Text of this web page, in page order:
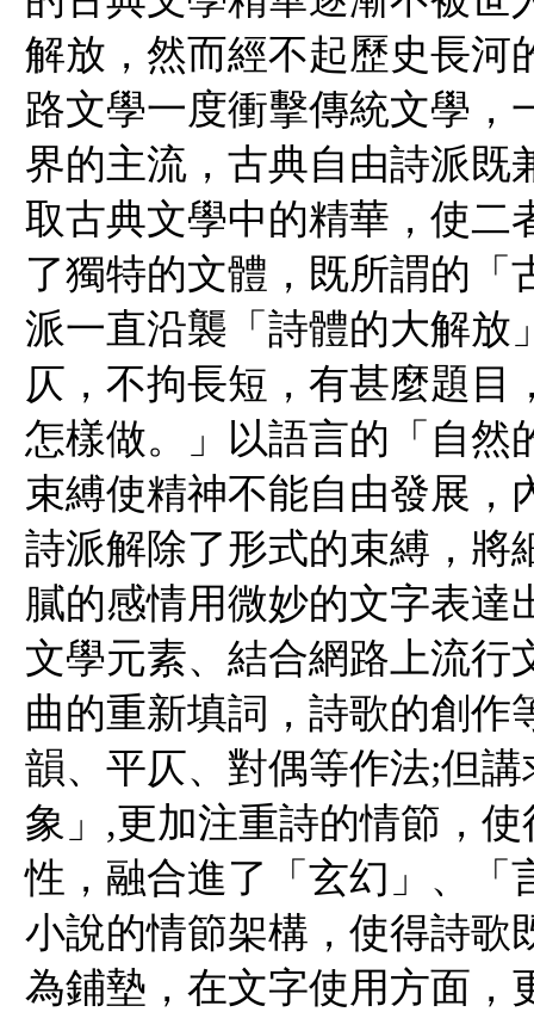
解放，然而經不起歷史長河
路文學一度衝擊傳統文學，
界的主流，古典自由詩派既
取古典文學中的精華，使二
了獨特的文體，既所謂的「
派一直沿襲「詩體的大解放
仄，不拘長短，有甚麼題目
怎樣做。」以語言的「自然
束縛使精神不能自由發展，
詩派解除了形式的束縛，將
膩的感情用微妙的文字表達
文學元素、結合網路上流行
曲的重新填詞，詩歌的創作
韻、平仄、對偶等作法;但
象」,更加注重詩的情節，
性，融合進了「玄幻」、「
小說的情節架構，使得詩歌
為鋪墊，在文字使用方面，